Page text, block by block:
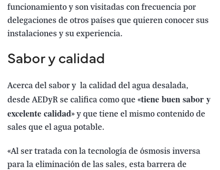
funcionamiento y son visitadas con frecuencia por
delegaciones de otros países que quieren conocer sus
instalaciones y su experiencia.
Sabor y calidad
Acerca del sabor y la calidad del agua desalada,
desde AEDyR se califica como que «tiene buen sabor y
excelente calidad» y que tiene el mismo contenido de
sales que el agua potable.
«Al ser tratada con la tecnología de ósmosis inversa
para la eliminación de las sales, esta barrera de